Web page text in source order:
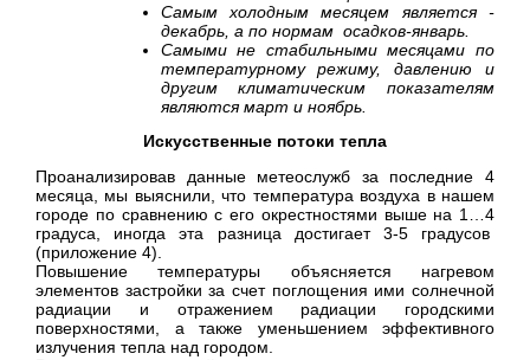
Самым холодным месяцем является -
декабрь, а по нормам осадков-январь.
Самыми не стабильными месяцами по
температурному режиму, давлению и
другим климатическим показателям
являются март и ноябрь.
Искусственные потоки тепла
Проанализировав данные метеослужб за последние 4
месяца, мы выяснили, что температура воздуха в нашем
городе по сравнению с его окрестностями выше на 1…4
градуса, иногда эта разница достигает 3-5 градусов
(приложение 4).
Повышение температуры объясняется нагревом
элементов застройки за счет поглощения ими солнечной
радиации и отражением радиации городскими
поверхностями, а также уменьшением эффективного
излучения тепла над городом.